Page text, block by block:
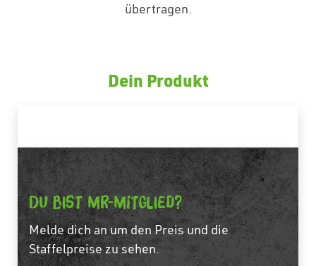
übertragen.
Dein Produkt
Du bist MR-Mitglied?
Melde dich an um den Preis und die
Staffelpreise zu sehen.